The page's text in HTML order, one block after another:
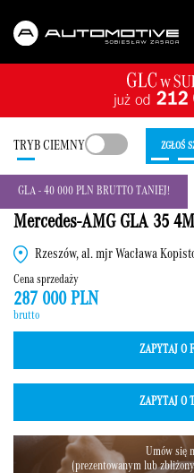
TRYB CIEMNY ZGŁOŚ
GLA - 40 000 PLN BRUTTO TANIEJ!
Mercedes-AMG GLA 35
Rzeszów, al. mjr Wacława
Cena sprzedaży
287 000 PLN
brutto
ZAPYTAJ O
ZAPYTAJ O
Umów się
(prezentowanym lub